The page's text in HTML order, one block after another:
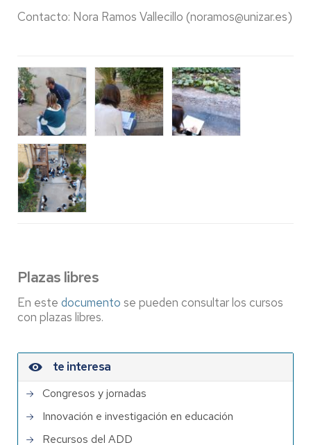
Contacto: Nora Ramos Vallecillo (noramos@unizar.es)
Plazas libres
En este documento se pueden consultar los cursos
con plazas libres.
te interesa
Congresos y jornadas
Innovación e investigación en educación
Recursos del ADD